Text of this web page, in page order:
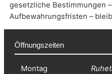
gesetzliche Bestimmungen
Aufbewahrungsfristen –
Öffnungszeiten
Montag